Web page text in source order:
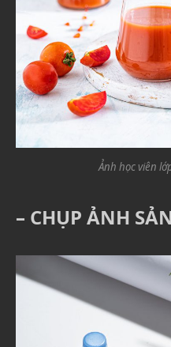
Ảnh học viên
– CHỤP ẢNH